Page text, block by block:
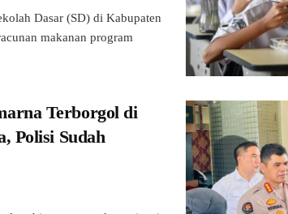
Dasar (SD) di Kabupaten
makanan program
Terborgol di
Polisi Sudah